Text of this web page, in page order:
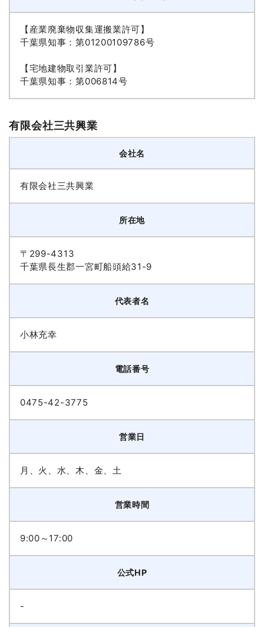
【産業廃棄物収集運搬業許可】
千葉県知事：第01200109786号
【宅地建物取引業許可】
千葉県知事：第006814号
有限会社三共興業
会社名
有限会社三共興業
所在地
〒299-4313
千葉県長生郡一宮町船頭給31-9
代表者名
小林充幸
電話番号
0475-42-3775
営業日
月、火、水、木、金、土
営業時間
9:00～17:00
公式HP
-